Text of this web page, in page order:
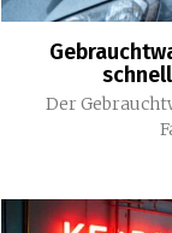
Der